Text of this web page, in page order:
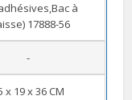
à
17888-56
-
x 19 x 36 CM